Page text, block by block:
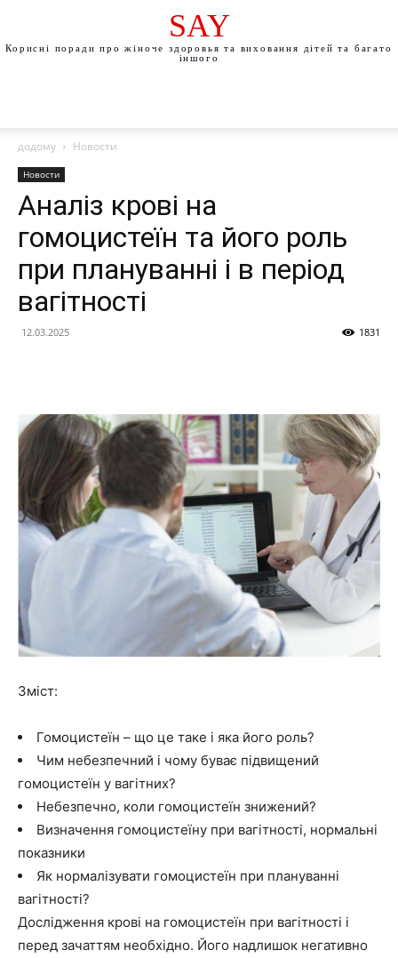
SAY
Корисні поради про жіноче здоровья та виховання дітей та багато
іншого
додому Новости
Новости
Аналіз крові на
гомоцистеїн та його роль
при плануванні і в період
вагітності
12.03.2025 1831
Зміст:
Гомоцистеїн – що це таке і яка його роль?
Чим небезпечний і чому буває підвищений
гомоцистеїн у вагітних?
Небезпечно, коли гомоцистеїн знижений?
Визначення гомоцистеїну при вагітності, нормальні
показники
Як нормалізувати гомоцистеїн при плануванні
вагітності?
Дослідження крові на гомоцистеїн при вагітності і
перед зачаттям необхідно. Його надлишок негативно